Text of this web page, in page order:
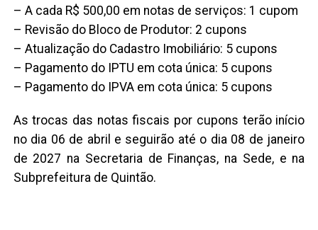
– A cada R$ 500,00 em notas de serviços: 1 cupom
– Revisão do Bloco de Produtor: 2 cupons
– Atualização do Cadastro Imobiliário: 5 cupons
– Pagamento do IPTU em cota única: 5 cupons
– Pagamento do IPVA em cota única: 5 cupons
As trocas das notas fiscais por cupons terão início
no dia 06 de abril e seguirão até o dia 08 de janeiro
de 2027 na Secretaria de Finanças, na Sede, e na
Subprefeitura de Quintão.